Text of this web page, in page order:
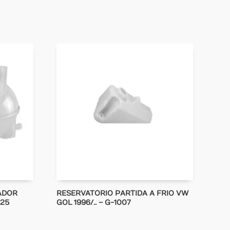
RESERVATORIO PARTIDA A FRIO VW
GOL 1996/.. – G-1007